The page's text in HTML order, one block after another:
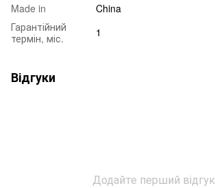
Made in
China
Гарантійний
термін, міс.
1
Відгуки
Додайте перший відгук